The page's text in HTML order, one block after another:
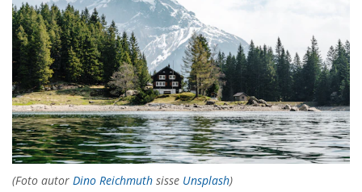
(Foto autor Dino Reichmuth sisse Unsplash)